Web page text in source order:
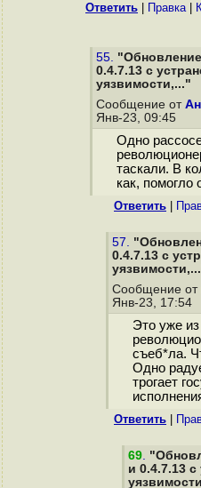
Ответить Правка|
55.
0.4.7.13 с
уязвимости,..."
Сообщение от
Янв-23, 09:45
Одно
таскали. В
как,
Ответить
57.
0.4.7.13 с
Сообщение от
Янв-23, 17:54
Это уже
съеб*ла.
Одно
трогает
Ответить
69.
и 0.4.7.13